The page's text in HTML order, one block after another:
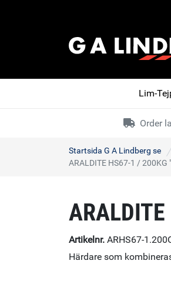
Lim-
Order
Startsida G A Lindberg se
ARALDITE HS67-1 / 200KG
Artikelnr. ARHS67-
Härdare som